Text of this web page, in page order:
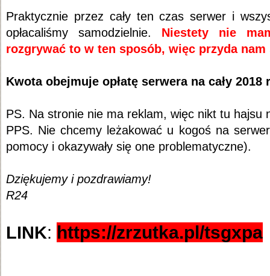
Praktycznie przez cały ten czas serwer i
opłacaliśmy samodzielnie. Niestety nie
rozgrywać to w ten sposób, więc przyda nam
Kwota obejmuje opłatę serwera na cały 2018
PS. Na stronie nie ma reklam, więc nikt tu hajsu
PPS. Nie chcemy leżakować u kogoś na
pomocy i okazywały się one problematyczne).
Dziękujemy i pozdrawiamy!
R24
LINK: https://zrzutka.pl/tsgxpa